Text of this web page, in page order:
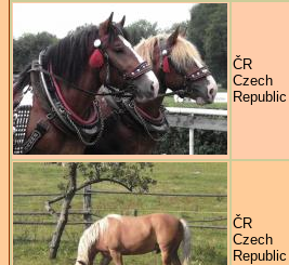
ČR
Czech
Republic
ČR
Czech
Republic